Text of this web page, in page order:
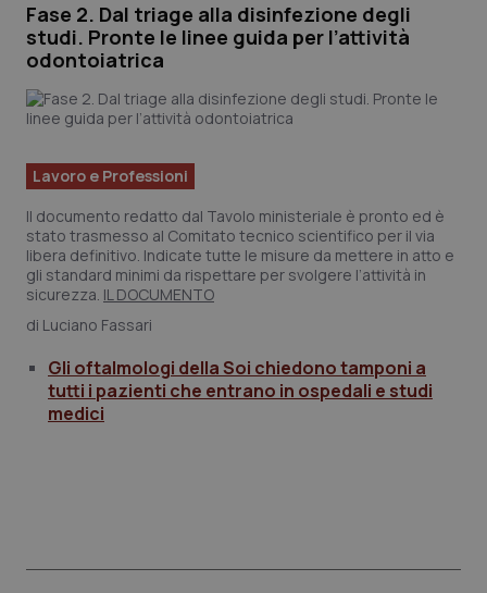
Quotidiano Oncologia
Quotidiano Pediatria
Rene & patologie urogenitali
Salute orale & impianti
Sangue & coagulazione
Tiroide
Tumore al seno
Tumori gastrointestinali
Fase 2. Dal triage alla disinfezione degli
studi. Pronte le linee guida per l’attività
odontoiatrica
Lavoro e Professioni
Il documento redatto dal Tavolo ministeriale è pronto ed è
stato trasmesso al Comitato tecnico scientifico per il via
libera definitivo. Indicate tutte le misure da mettere in atto e
gli standard minimi da rispettare per svolgere l’attività in
sicurezza. IL DOCUMENTO
Luciano Fassari
Gli oftalmologi della Soi chiedono tamponi a
tutti i pazienti che entrano in ospedali e studi
medici